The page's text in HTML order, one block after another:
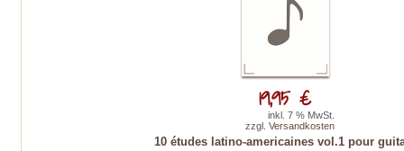
10 études latino-americaines vol.1 pour
19,95 €
inkl. 7 % MwSt.
zzgl. Versandkosten